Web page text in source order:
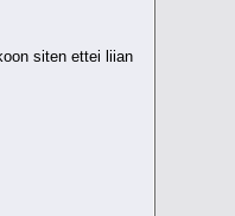
siten ettei liian